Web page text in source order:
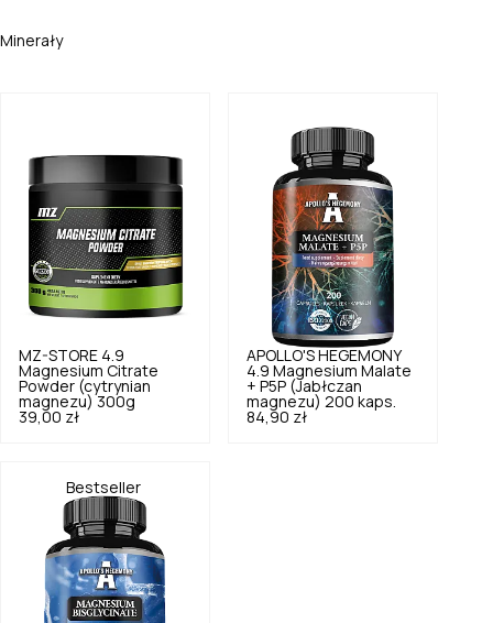
Minerały
MZ-STORE 4.9
Magnesium Citrate
Powder (cytrynian
magnezu) 300g
39,00 zł
APOLLO'S HEGEMONY
4.9 Magnesium Malate
+ P5P (Jabłczan
magnezu) 200 kaps.
84,90 zł
Bestseller